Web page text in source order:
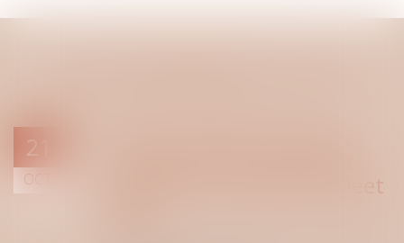
quand vous voulez via Meet
21
OCT.